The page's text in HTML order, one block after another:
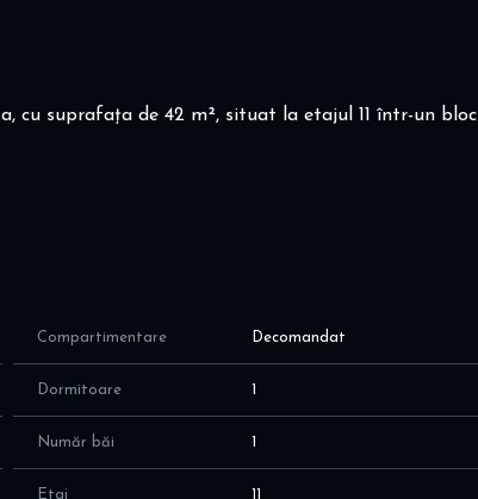
cu suprafața de 42 m², situat la etajul 11 într-un bloc
Compartimentare Decomandat
Dormitoare 1
Număr băi 1
Etaj 11